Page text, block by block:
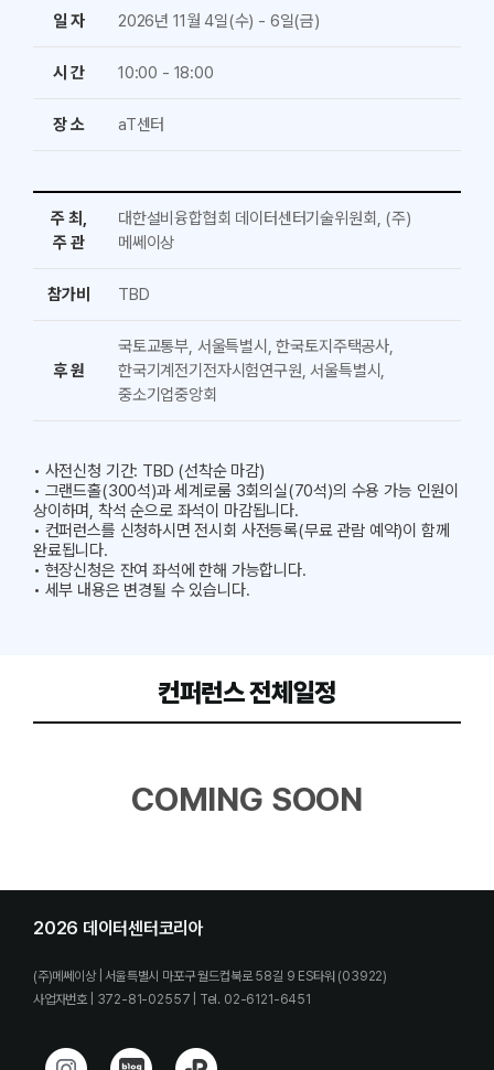
일 자 2026년 11월 4일(수) - 6일(금)
시 간 10:00 - 18:00
장 소 aT센터
주 최,
주 관
대한설비융합협회 데이터센터기술위원회, (주)
메쎄이상
참가비 TBD
후 원
국토교통부, 서울특별시, 한국토지주택공사,
한국기계전기전자시험연구원, 서울특별시,
중소기업중앙회
• 사전신청 기간: TBD (선착순 마감)
• 그랜드홀(300석)과 세계로룸 3회의실(70석)의 수용 가능 인원이
상이하며, 착석 순으로 좌석이 마감됩니다.
• 컨퍼런스를 신청하시면 전시회 사전등록(무료 관람 예약)이 함께
완료됩니다.
• 현장신청은 잔여 좌석에 한해 가능합니다.
• 세부 내용은 변경될 수 있습니다.
컨퍼런스 전체일정
COMING SOON
2026 데이터센터코리아
(주)메쎄이상 | 서울특별시 마포구 월드컵북로 58길 9 ES타워 (03922)
사업자번호 | 372-81-02557 | Tel. 02-6121-6451